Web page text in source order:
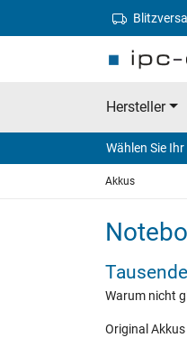
Hersteller
Wählen Sie
Akkus
Warum nicht
Original Akkus